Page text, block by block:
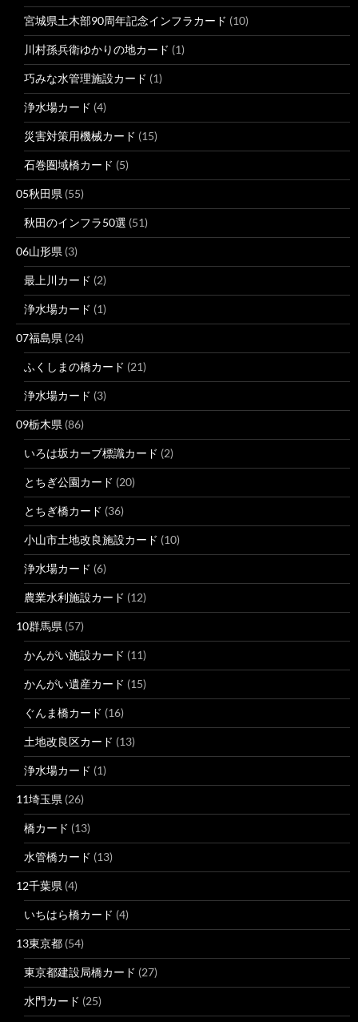
宮城県土木部90周年記念インフラカード (10)
川村孫兵衛ゆかりの地カード (1)
巧みな水管理施設カード (1)
浄水場カード (4)
災害対策用機械カード (15)
石巻圏域橋カード (5)
05秋田県 (55)
秋田のインフラ50選 (51)
06山形県 (3)
最上川カード (2)
浄水場カード (1)
07福島県 (24)
ふくしまの橋カード (21)
浄水場カード (3)
09栃木県 (86)
いろは坂カーブ標識カード (2)
とちぎ公園カード (20)
とちぎ橋カード (36)
小山市土地改良施設カード (10)
浄水場カード (6)
農業水利施設カード (12)
10群馬県 (57)
かんがい施設カード (11)
かんがい遺産カード (15)
ぐんま橋カード (16)
土地改良区カード (13)
浄水場カード (1)
11埼玉県 (26)
橋カード (13)
水管橋カード (13)
12千葉県 (4)
いちはら橋カード (4)
13東京都 (54)
東京都建設局橋カード (27)
水門カード (25)